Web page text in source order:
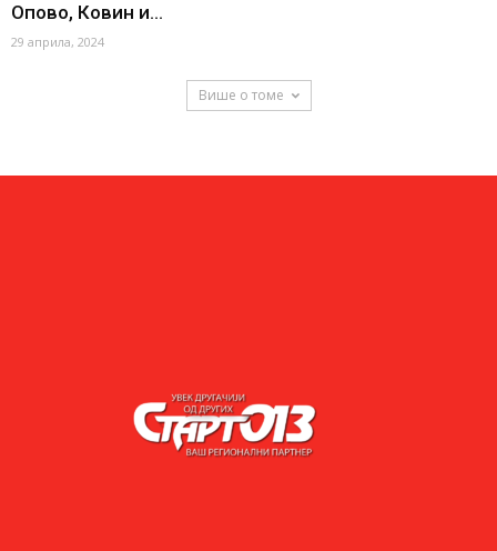
Опово, Ковин и...
29 априла, 2024
Више о томе